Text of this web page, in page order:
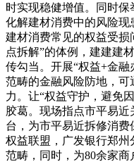
时实现稳健增值。同时
化解建材消费中的风险
建材消费常见的权益受损
点拆解”的体例，建建建
传勾当。开展“权益+金
范畴的金融风险防地，
力。让“权益守护，避免
胶葛。现场指点市平易近
台，为市平易近拆修消费
权益联盟，广发银行郑
范畴，同时，为80余家